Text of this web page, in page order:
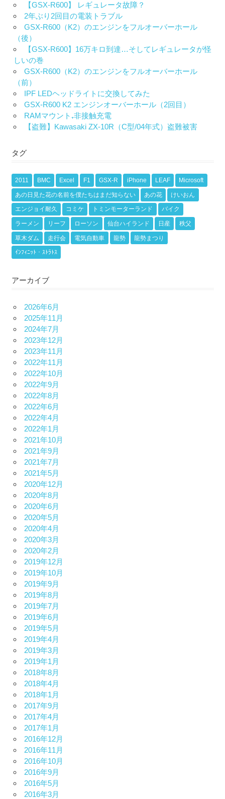
【GSX-R600】 レギュレータ故障？
2年ぶり2回目の電装トラブル
GSX-R600（K2）のエンジンをフルオーバーホール
（後）
【GSX-R600】16万キロ到達…そしてレギュレータが怪
しいの巻
GSX-R600（K2）のエンジンをフルオーバーホール
（前）
IPF LEDヘッドライトに交換してみた
GSX-R600 K2 エンジンオーバーホール（2回目）
RAMマウント₊非接触充電
【盗難】Kawasaki ZX-10R（C型/04年式）盗難被害
タグ
2011 BMC Excel F1 GSX-R iPhone LEAF Microsoft
あの日見た花の名前を僕たちはまだ知らない あの花 けいおん
エンジョイ耐久 コミケ トミンモーターランド バイク
ラーメン リーフ ローソン 仙台ハイランド 日産 秩父
草木ダム 走行会 電気自動車 龍勢 龍勢まつり
ｲﾝﾌｨﾆｯﾄ・ｽﾄﾗﾄｽ
アーカイブ
2026年6月
2025年11月
2024年7月
2023年12月
2023年11月
2022年11月
2022年10月
2022年9月
2022年8月
2022年6月
2022年4月
2022年1月
2021年10月
2021年9月
2021年7月
2021年5月
2020年12月
2020年8月
2020年6月
2020年5月
2020年4月
2020年3月
2020年2月
2019年12月
2019年10月
2019年9月
2019年8月
2019年7月
2019年6月
2019年5月
2019年4月
2019年3月
2019年1月
2018年8月
2018年4月
2018年1月
2017年9月
2017年4月
2017年1月
2016年12月
2016年11月
2016年10月
2016年9月
2016年5月
2016年3月